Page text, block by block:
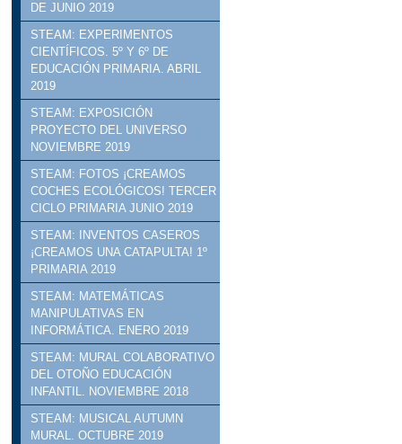
DE JUNIO 2019
STEAM: EXPERIMENTOS
CIENTÍFICOS. 5º Y 6º DE
EDUCACIÓN PRIMARIA. ABRIL
2019
STEAM: EXPOSICIÓN
PROYECTO DEL UNIVERSO
NOVIEMBRE 2019
STEAM: FOTOS ¡CREAMOS
COCHES ECOLÓGICOS! TERCER
CICLO PRIMARIA JUNIO 2019
STEAM: INVENTOS CASEROS
¡CREAMOS UNA CATAPULTA! 1º
PRIMARIA 2019
STEAM: MATEMÁTICAS
MANIPULATIVAS EN
INFORMÁTICA. ENERO 2019
STEAM: MURAL COLABORATIVO
DEL OTOÑO EDUCACIÓN
INFANTIL. NOVIEMBRE 2018
STEAM: MUSICAL AUTUMN
MURAL. OCTUBRE 2019